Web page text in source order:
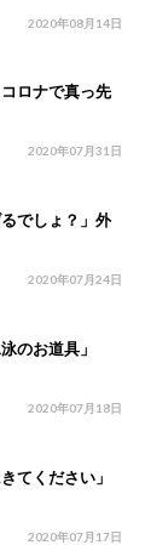
2020年08月14日
ロナで真っ先
2020年07月31日
でしょ？」外
2020年07月24日
泳のお道具」
2020年07月18日
てください」
2020年07月17日